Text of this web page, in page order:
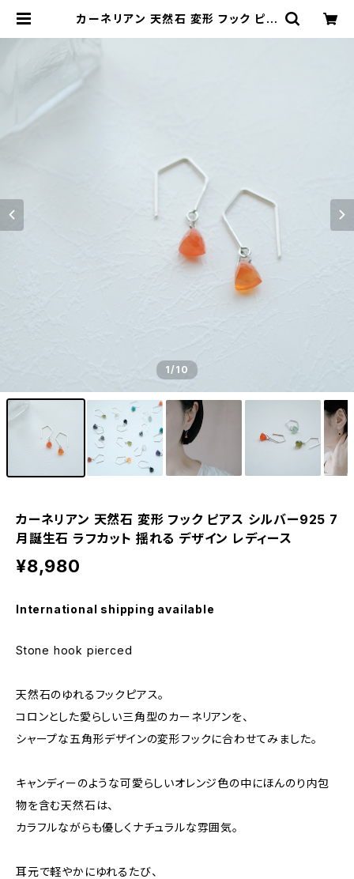
カーネリアン 天然石 変形 フック ピア
ト 揺れる デザイン レディース | クラ
1/10
カーネリアン 天然石 変形 フック ピアス シルバー925 7
月誕生石 ラフカット 揺れる デザイン レディース
¥8,980
International shipping available
Stone hook pierced
天然石のゆれるフックピアス。
コロンとした愛らしい三角型のカーネリアンを、
シャープな五角形デザインの変形フックに合わせてみました。
キャンディーのような可愛らしいオレンジ色の中にほんのり内包
物を含む天然石は、
カラフルながらも優しくナチュラルな雰囲気。
耳元で軽やかにゆれるたび、